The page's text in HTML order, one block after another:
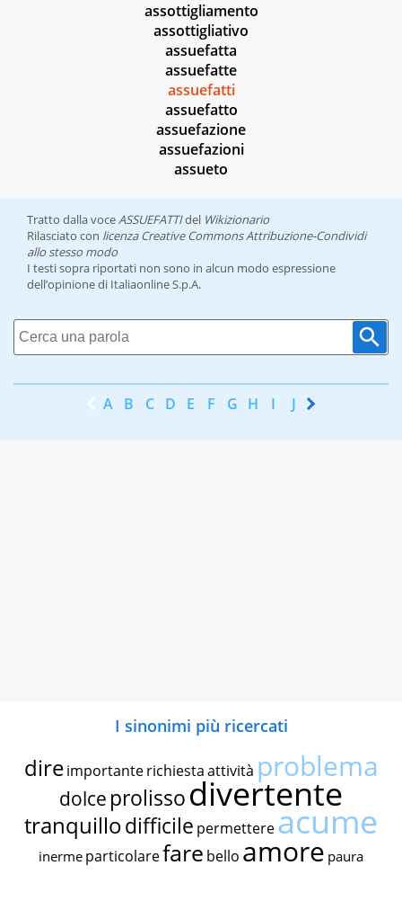
assottigliamento
assottigliativo
assuefatta
assuefatte
assuefatti
assuefatto
assuefazione
assuefazioni
assueto
Tratto dalla voceASSUEFATTIdel Wikizionario
Rilasciato con licenza Creative Commons Attribuzione-Condividi
allo stesso modo
I testi sopra riportati non sono in alcun modo espressione
dell’opinione di Italiaonline S.p.A.
A B C D E F G H I J K
I sinonimi più ricercati
dire importante richiestaattività problema
dolce prolissodivertente
tranquillodifficile permettereacume
inerme particolarefare bello amore paura